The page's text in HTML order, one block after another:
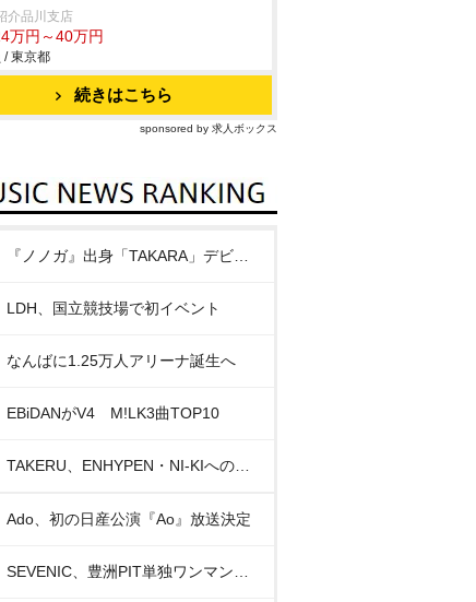
介品川支店
万円～40万円
/ 東京都
続きはこちら
sponsored by 求人ボックス
LDH、国立競技場で初イベント
なんばに1.25万人アリーナ誕生へ
EBiDANがV4 M!LK3曲TOP10
Ado、初の日産公演『Ao』放送決定